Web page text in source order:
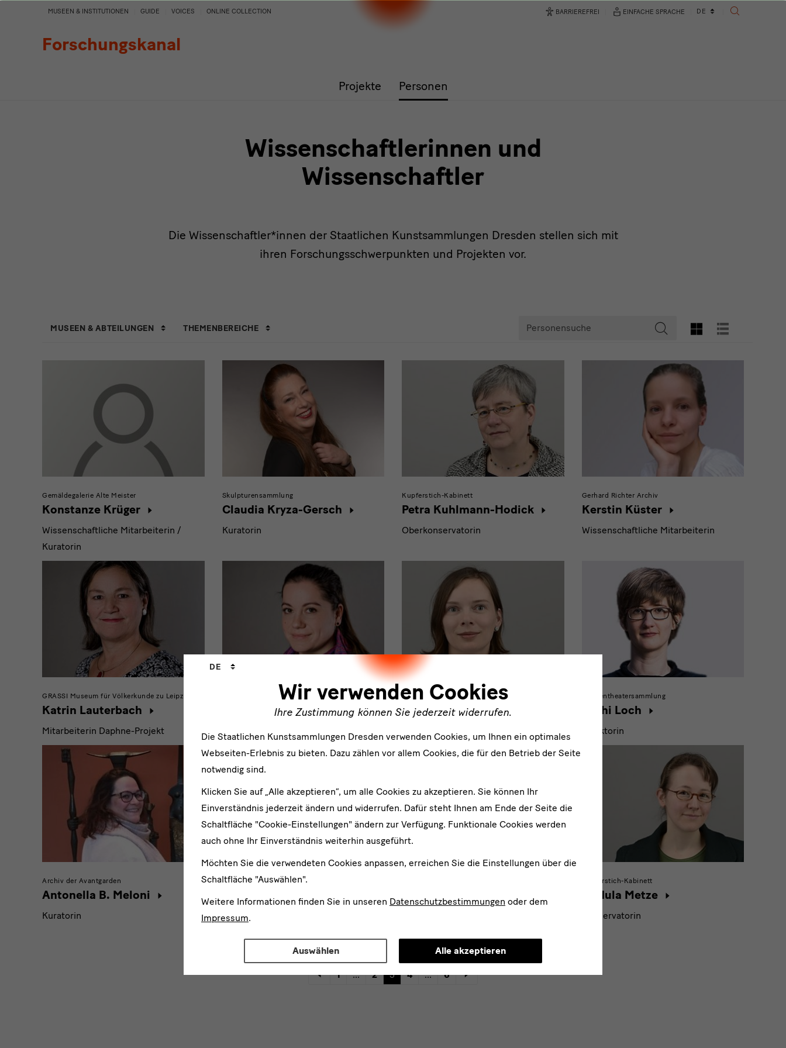
Forschungskanal
Personen
Projekte Personen
MUSEEN & INSTITUTIONEN GUIDE VOICES ONLINE COLLECTION BARRIEREFREI EINFACHE SPRACHE
Sprachwechsler
DE
SUCHE
Wissenschaftlerinnen und
Wissenschaftler
Die Wissenschaftler*innen der Staatlichen Kunstsammlungen Dresden stellen sich mit
ihren Forschungsschwerpunkten und Projekten vor.
Tabmenü
MUSEEN & ABTEILUNGEN THEMENBEREICHE GRID-ANSICHT
Gemäldegalerie Alte Meister
Konstanze Krüger
Wissenschaftliche Mitarbeiterin /
Kuratorin
Skulpturensammlung
Claudia Kryza-Gersch
Kuratorin
Kupferstich-Kabinett
Petra Kuhlmann-Hodick
Oberkonservatorin
Gerhard Richter Archiv
Kerstin Küster
Wissenschaftliche Mitarbeiterin
GRASSI Museum für Völkerkunde zu Leipzig
Katrin Lauterbach
Mitarbeiterin Daphne-Projekt
Museum für Völkerkunde Dresden
Luisa Leuner
Mitarbeiterin Daphne-Projekt
Kupferstich-Kabinett
Katja Lindenau
Wissenschaftliche Mitarbeiterin
Puppentheatersammlung
Kathi Loch
Direktorin
Archiv der Avantgarden
Antonella B. Meloni
Kuratorin
Forschung
Doreen Mende
Leiterin Forschung
Kupferstich-Kabinett
Gudula Metze
Konservatorin
1 ... 2 3 4 ... 6
Wir verwenden Cookies
Ihre Zustimmung können Sie jederzeit widerrufen.
Sprachwechsler
DE
Die Staatlichen Kunstsammlungen Dresden verwenden Cookies, um Ihnen ein optimales
Webseiten-Erlebnis zu bieten. Dazu zählen vor allem Cookies, die für den Betrieb der Seite
notwendig sind.
Klicken Sie auf „Alle akzeptieren“, um alle Cookies zu akzeptieren. Sie können Ihr
Einverständnis jederzeit ändern und widerrufen. Dafür steht Ihnen am Ende der Seite die
Schaltfläche "Cookie-Einstellungen" ändern zur Verfügung. Funktionale Cookies werden
auch ohne Ihr Einverständnis weiterhin ausgeführt.
Möchten Sie die verwendeten Cookies anpassen, erreichen Sie die Einstellungen über die
Schaltfläche "Auswählen".
Weitere Informationen finden Sie in unseren Datenschutzbestimmungen oder dem
Impressum.
Auswählen Alle akzeptieren